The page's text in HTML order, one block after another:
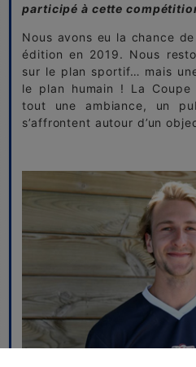
participé à cette
Nous avons eu la chance
édition en 2019. Nous
sur le plan sportif… mais
le plan humain ! La Coupe
tout une ambiance, un
s’affrontent autour d’un